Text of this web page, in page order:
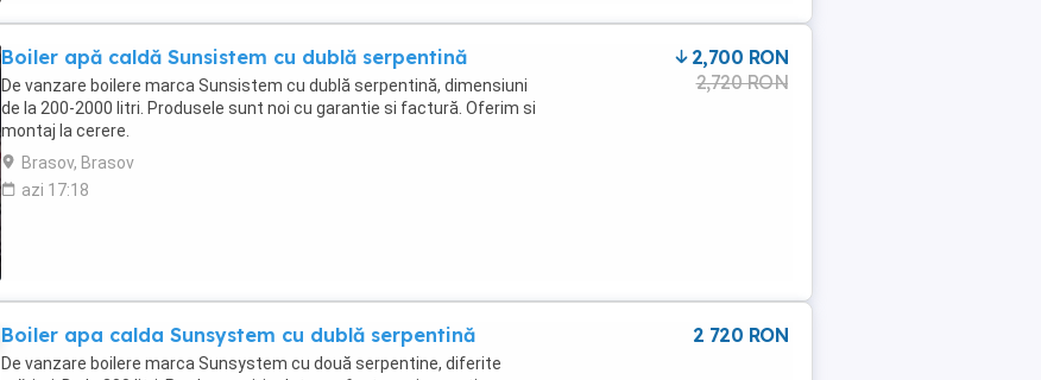
Boiler apă caldă Sunsistem cu dublă serpentină
De vanzare boilere marca Sunsistem cu dublă serpentină, dimensiuni
de la 200-2000 litri. Produsele sunt noi cu garantie si factură. Oferim si
montaj la cerere.
Brasov, Brasov
azi 17:18
2,700 RON
2,720 RON
Boiler apa calda Sunsystem cu dublă serpentină
De vanzare boilere marca Sunsystem cu două serpentine, diferite
2 720 RON